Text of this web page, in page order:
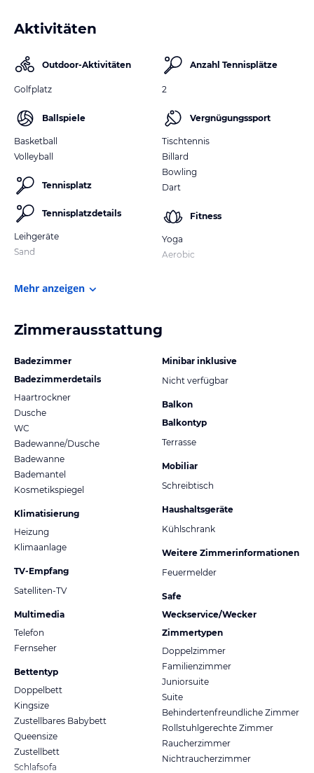
Aktivitäten
Outdoor-Aktivitäten
Golfplatz
Ballspiele
Basketball
Volleyball
Tennisplatz
Tennisplatzdetails
Leihgeräte
Sand
Anzahl Tennisplätze
2
Vergnügungssport
Tischtennis
Billard
Bowling
Dart
Fitness
Yoga
Aerobic
Mehr anzeigen
Zimmerausstattung
Badezimmer
Badezimmerdetails
Haartrockner
Dusche
WC
Badewanne/Dusche
Badewanne
Bademantel
Kosmetikspiegel
Klimatisierung
Heizung
Klimaanlage
TV-Empfang
Satelliten-TV
Multimedia
Telefon
Fernseher
Bettentyp
Doppelbett
Kingsize
Zustellbares Babybett
Queensize
Zustellbett
Schlafsofa
Minibar inklusive
Nicht verfügbar
Balkon
Balkontyp
Terrasse
Mobiliar
Schreibtisch
Haushaltsgeräte
Kühlschrank
Weitere Zimmerinformationen
Feuermelder
Safe
Weckservice/Wecker
Zimmertypen
Doppelzimmer
Familienzimmer
Juniorsuite
Suite
Behindertenfreundliche Zimmer
Rollstuhlgerechte Zimmer
Raucherzimmer
Nichtraucherzimmer